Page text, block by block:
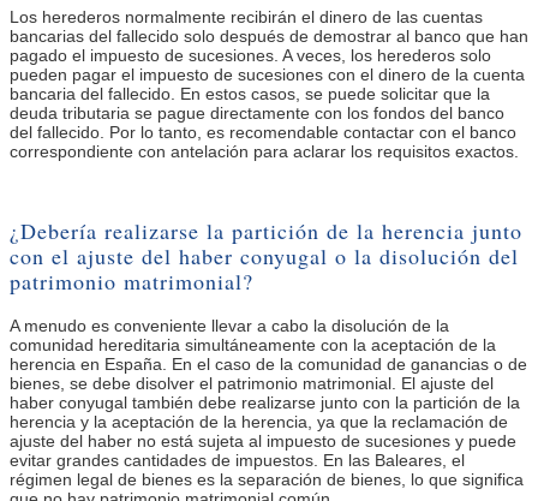
Los herederos normalmente recibirán el dinero de las cuentas
bancarias del fallecido solo después de demostrar al banco que han
pagado el impuesto de sucesiones. A veces, los herederos solo
pueden pagar el impuesto de sucesiones con el dinero de la cuenta
bancaria del fallecido. En estos casos, se puede solicitar que la
deuda tributaria se pague directamente con los fondos del banco
del fallecido. Por lo tanto, es recomendable contactar con el banco
correspondiente con antelación para aclarar los requisitos exactos.
¿Debería realizarse la partición de la herencia junto
con el ajuste del haber conyugal o la disolución del
patrimonio matrimonial?
A menudo es conveniente llevar a cabo la disolución de la
comunidad hereditaria simultáneamente con la aceptación de la
herencia en España. En el caso de la comunidad de ganancias o de
bienes, se debe disolver el patrimonio matrimonial. El ajuste del
haber conyugal también debe realizarse junto con la partición de la
herencia y la aceptación de la herencia, ya que la reclamación de
ajuste del haber no está sujeta al impuesto de sucesiones y puede
evitar grandes cantidades de impuestos. En las Baleares, el
régimen legal de bienes es la separación de bienes, lo que significa